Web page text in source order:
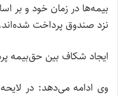
بیمه‌ها در زمان خود و بر
نزد صندوق پرداخت
ایجاد شکاف بین حق‌بیمه
وی ادامه می‌دهد: در